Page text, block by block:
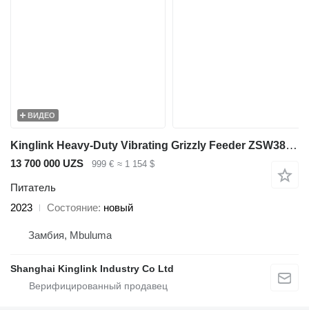
ВИДЕО
Kinglink Heavy-Duty Vibrating Grizzly Feeder ZSW380x96
13 700 000 UZS 999 € ≈ 1 154 $
Питатель
2023
Состояние новый
Замбия, Mbuluma
Shanghai Kinglink Industry Co Ltd